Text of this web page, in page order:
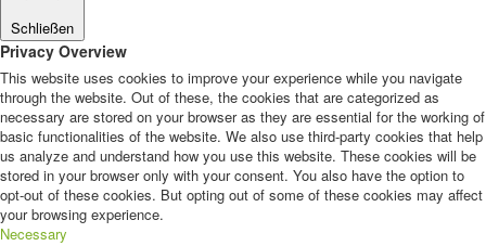
Schließen
Privacy Overview
This website uses cookies to improve your experience while you navigate
through the website. Out of these, the cookies that are categorized as
necessary are stored on your browser as they are essential for the working of
basic functionalities of the website. We also use third-party cookies that help
us analyze and understand how you use this website. These cookies will be
stored in your browser only with your consent. You also have the option to
opt-out of these cookies. But opting out of some of these cookies may affect
your browsing experience.
Necessary